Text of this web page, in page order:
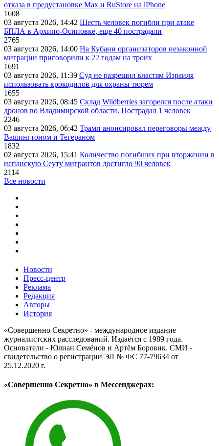
отказа в предустановке Max и RuStore на iPhone
1608
03 августа 2026, 14:42 Шесть человек погибли при атаке
БПЛА в Архипо-Осиповке, еще 40 пострадали
2765
03 августа 2026, 14:00 На Кубани организаторов незаконной
миграции приговорили к 22 годам на троих
1691
03 августа 2026, 11:39 Суд не разрешил властям Израиля
использовать крокодилов для охраны тюрем
1655
03 августа 2026, 08:45 Склад Wildberries загорелся после атаки
дронов во Владимирской области. Пострадал 1 человек
2246
03 августа 2026, 06:42 Трамп анонсировал переговоры между
Вашингтоном и Тегераном
1832
02 августа 2026, 15:41 Количество погибших при вторжении в
испанскую Сеуту мигрантов достигло 90 человек
2114
Все новости
Новости
Пресс-центр
Реклама
Редакция
Авторы
История
«Совершенно Секретно» - международное издание
журналистских расследований. Издаётся с 1989 года.
Основатели - Юлиан Семёнов и Артём Боровик. CМИ -
свидетельство о регистрации ЭЛ № ФС 77-79634 от
25.12.2020 г.
«Совершенно Секретно» в Мессенджерах: